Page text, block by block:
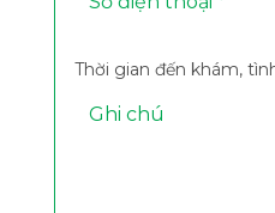
Thời gian đến khám,